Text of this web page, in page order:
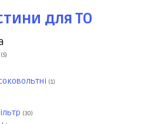
для ТО
(5)
(1)
(30)